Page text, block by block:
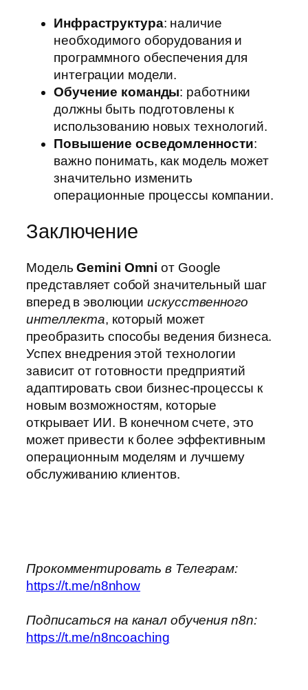
Инфраструктура: наличие
необходимого оборудования и
программного обеспечения для
интеграции модели.
Обучение команды: работники
должны быть подготовлены к
использованию новых технологий.
Повышение осведомленности:
важно понимать, как модель может
значительно изменить
операционные процессы компании.
Заключение
МодельGemini Omni от Google
представляет собой значительный шаг
вперед в эволюцииискусственного
интеллекта, который может
преобразить способы ведения бизнеса.
Успех внедрения этой технологии
зависит от готовности предприятий
адаптировать свои бизнес-процессы к
новым возможностям, которые
открывает ИИ. В конечном счете, это
может привести к более эффективным
операционным моделям и лучшему
обслуживанию клиентов.
Прокомментировать в Телеграм:
https://t.me/n8nhow
Подписаться на канал обучения n8n:
https://t.me/n8ncoaching